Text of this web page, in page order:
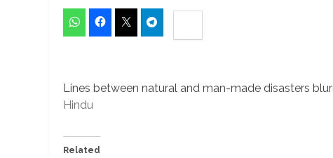
Lines between natural and man-made disasters
Hindu
Related